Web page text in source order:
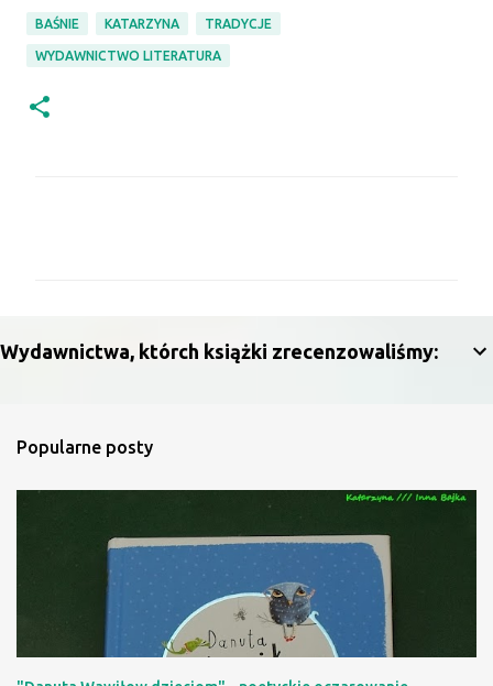
BAŚNIE KATARZYNA TRADYCJE
WYDAWNICTWO LITERATURA
t
z
e
Wydawnictwa, którch książki zrecenzowaliśmy:
Popularne posty